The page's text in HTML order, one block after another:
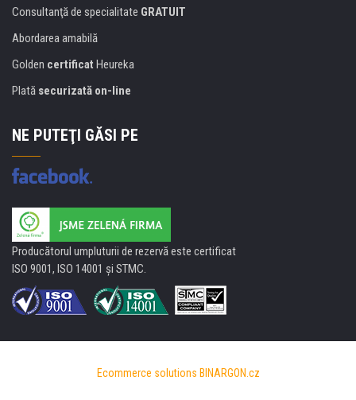
Consultanţă de specialitate GRATUIT
Abordarea amabilă
Golden certificat Heureka
Plată securizată on-line
NE PUTEŢI GĂSI PE
Producătorul umpluturii de rezervă este certificat
ISO 9001, ISO 14001 şi STMC.
Ecommerce solutions BINARGON.cz